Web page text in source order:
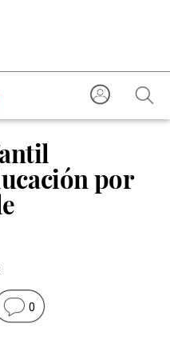
por
0